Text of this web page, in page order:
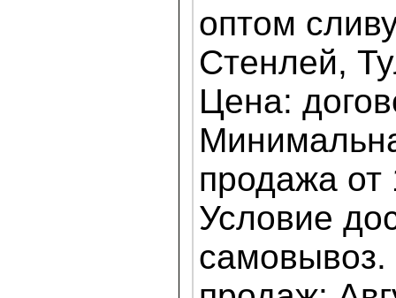
оптом
Стенлей,
Цена:
продажа от
Условие